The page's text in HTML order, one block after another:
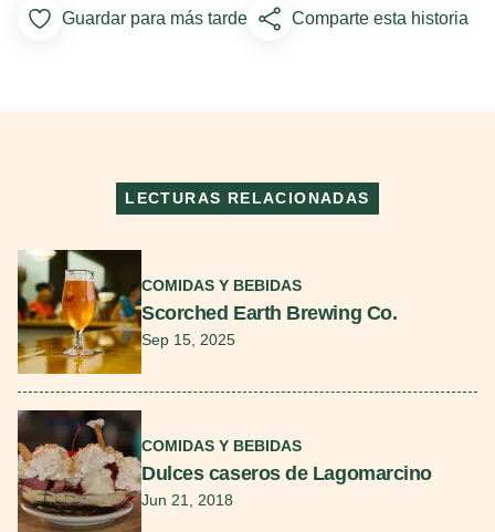
Add to Favorites
Guardar para más tarde Comparte esta historia
LECTURAS RELACIONADAS
COMIDAS Y BEBIDAS
Scorched Earth Brewing Co.
Sep 15, 2025
COMIDAS Y BEBIDAS
Dulces caseros de Lagomarcino
Jun 21, 2018